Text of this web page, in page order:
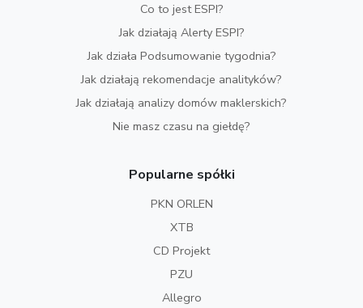
Co to jest ESPI?
Jak działają Alerty ESPI?
Jak działa Podsumowanie tygodnia?
Jak działają rekomendacje analityków?
Jak działają analizy domów maklerskich?
Nie masz czasu na giełdę?
Popularne spółki
PKN ORLEN
XTB
CD Projekt
PZU
Allegro